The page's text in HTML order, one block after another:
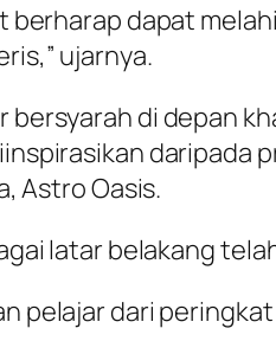
berharap dapat
ujarnya.
di depan
Astro Oasis.
latar belakang
pelajar dari